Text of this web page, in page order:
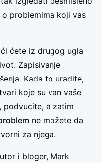
problemima koji vas
ćete iz drugog ugla
Zapisivanje
Kada to uradite,
koje su van vaše
podvucite, a zatim
ne možete da
za njega.
i bloger, Mark